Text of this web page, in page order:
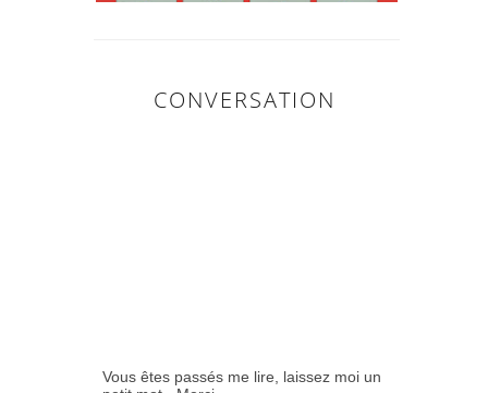
CONVERSATION
Vous êtes passés me lire, laissez moi un